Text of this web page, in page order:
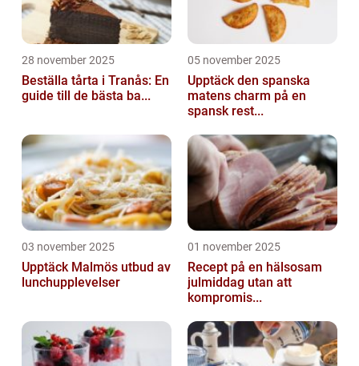
28 november 2025
Beställa tårta i Tranås: En
guide till de bästa ba...
05 november 2025
Upptäck den spanska
matens charm på en
spansk rest...
03 november 2025
Upptäck Malmös utbud av
lunchupplevelser
01 november 2025
Recept på en hälsosam
julmiddag utan att
kompromis...